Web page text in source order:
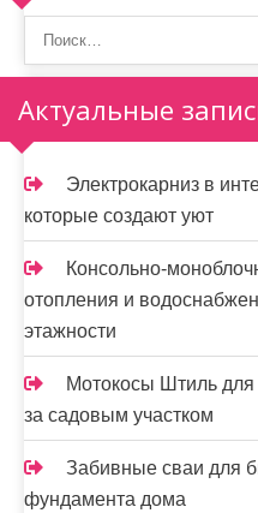
Актуальные
Электрокарниз в
которые создают уют
Консольно-
отопления и
этажности
Мотокосы Штиль для
за садовым участком
Забивные сваи для
фундамента дома